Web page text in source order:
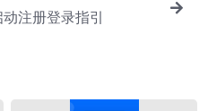
注册登录指引